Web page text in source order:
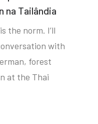
na Tailândia
the norm. I’ll
with
forest
at the Thai